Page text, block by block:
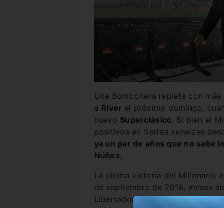
Una Bombonera repleta con
a River el próximo domingo,
nuevo Superclásico. Si bien el
positivos en tierras xeneizes
ya un par de años que no sabe
Núñez.
La última victoria del Millonario
de septiembre de 2018, meses
Libertadores en Madrid. Aquella